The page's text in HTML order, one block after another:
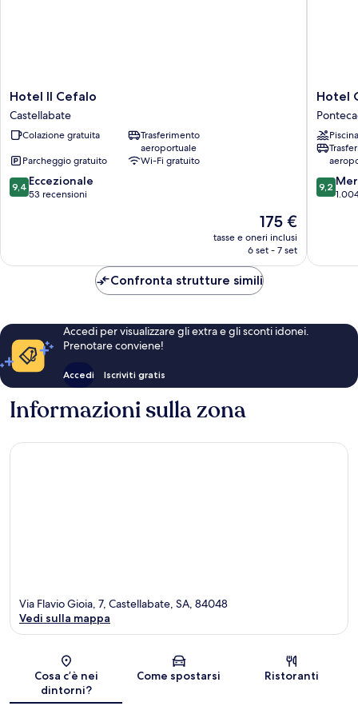
Hotel
Il
Cefalo
Castellabate
Hotel Il Cefalo
Castellabate
Colazione gratuita
Trasferimento
aeroportuale
Parcheggio gratuito
Wi-Fi gratuito
9.4
su
9,4 Eccezionale
53 recensioni
Il
prezzo
attuale
175 €
175 €
tasse e oneri inclusi
6 set - 7 set
Hotel
Faiano
Hotel
Piscina
9.2
su
9,2
Confronta strutture simili
Accedi per visualizzare gli extra e gli sconti idonei.
Prenotare conviene!
Accedi Iscriviti gratis
Informazioni sulla zona
Mappa
Via Flavio Gioia, 7, Castellabate, SA, 84048
Vedi sulla mappa
Cosa c’è nei
dintorni?
Come spostarsi Ristoranti